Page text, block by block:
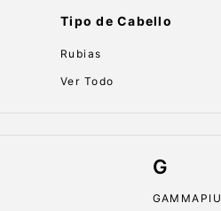
Tipo de Cabello
Rubias
Ver Todo
G
GAMMAPIU